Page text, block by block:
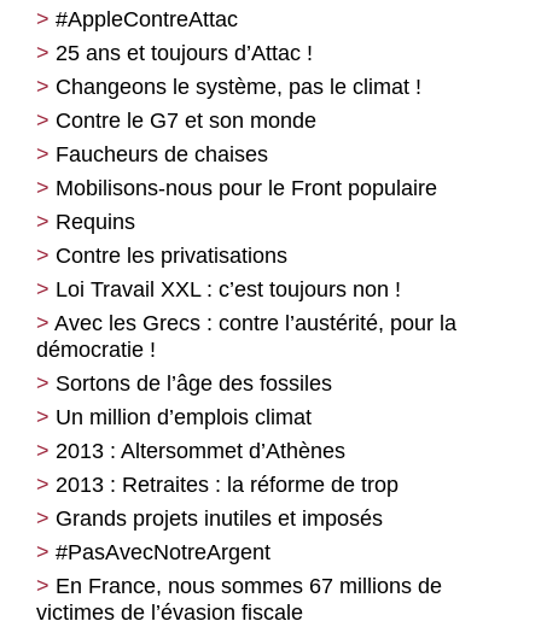
#AppleContreAttac
25 ans et toujours d’Attac !
Changeons le système, pas le climat !
Contre le G7 et son monde
Faucheurs de chaises
Mobilisons-nous pour le Front populaire
Requins
Contre les privatisations
Loi Travail XXL : c’est toujours non !
Avec les Grecs : contre l’austérité, pour la
démocratie !
Sortons de l’âge des fossiles
Un million d’emplois climat
2013 : Altersommet d’Athènes
2013 : Retraites : la réforme de trop
Grands projets inutiles et imposés
#PasAvecNotreArgent
En France, nous sommes 67 millions de
victimes de l’évasion fiscale